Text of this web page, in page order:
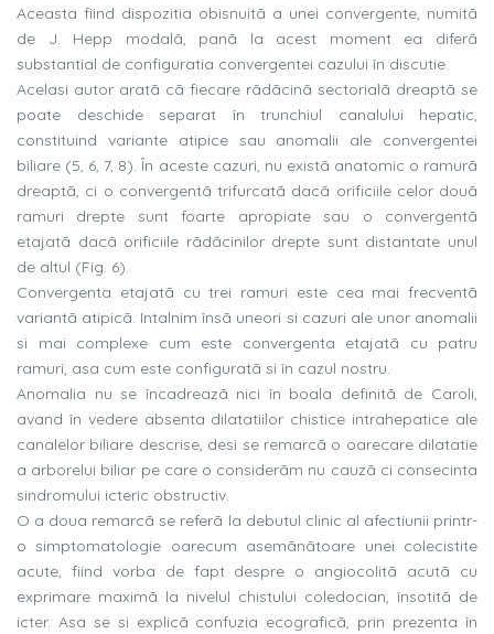
Aceasta fiind dispozitia obisnuitã a unei convergente, numitã
de J. Hepp modalã, panã la acest moment ea diferã
substantial de configuratia convergentei cazului în discutie.
Acelasi autor aratã cã fiecare rãdãcinã sectorialã dreaptã se
poate deschide separat în trunchiul canalului hepatic,
constituind variante atipice sau anomalii ale convergentei
biliare (5, 6, 7, 8). În aceste cazuri, nu existã anatomic o ramurã
dreaptã, ci o convergentã trifurcatã dacã orificiile celor douã
ramuri drepte sunt foarte apropiate sau o convergentã
etajatã dacã orificiile rãdãcinilor drepte sunt distantate unul
de altul (Fig. 6).
Convergenta etajatã cu trei ramuri este cea mai frecventã
variantã atipicã. Intalnim însã uneori si cazuri ale unor anomalii
si mai complexe cum este convergenta etajatã cu patru
ramuri, asa cum este configuratã si în cazul nostru.
Anomalia nu se încadreazã nici în boala definitã de Caroli,
avand în vedere absenta dilatatiilor chistice intrahepatice ale
canalelor biliare descrise, desi se remarcã o oarecare dilatatie
a arborelui biliar pe care o considerãm nu cauzã ci consecinta
sindromului icteric obstructiv.
O a doua remarcã se referã la debutul clinic al afectiunii printr-
o simptomatologie oarecum asemãnãtoare unei colecistite
acute, fiind vorba de fapt despre o angiocolitã acutã cu
exprimare maximã la nivelul chistului coledocian, însotitã de
icter. Asa se si explicã confuzia ecograficã, prin prezenta în